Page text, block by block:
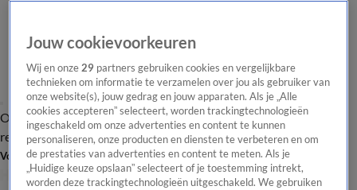
Overzicht Laatste nieuws Regionieuws Het beste van Hart
Tip de
redactie
Volg Hart van Nederland
Jouw cookievoorkeuren
Wij en onze29 partners gebruiken cookies en vergelijkbare
technieken om informatie te verzamelen over jou als gebruiker van
onze website(s), jouw gedrag en jouw apparaten. Als je „Alle
cookies accepteren” selecteert, worden trackingtechnologieën
ingeschakeld om onze advertenties en content te kunnen
personaliseren, onze producten en diensten te verbeteren en om
de prestaties van advertenties en content te meten. Als je
„Huidige keuze opslaan” selecteert of je toestemming intrekt,
worden deze trackingtechnologieën uitgeschakeld. We gebruiken